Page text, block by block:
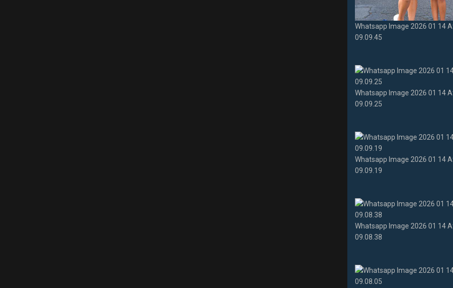
Whatsapp Image 2026 01 14
09.09.45
Whatsapp Image 2026 01 14
09.09.25
Whatsapp Image 2026 01 14
09.09.19
Whatsapp Image 2026 01 14
09.08.38